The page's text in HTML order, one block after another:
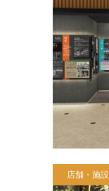
店舗・施設